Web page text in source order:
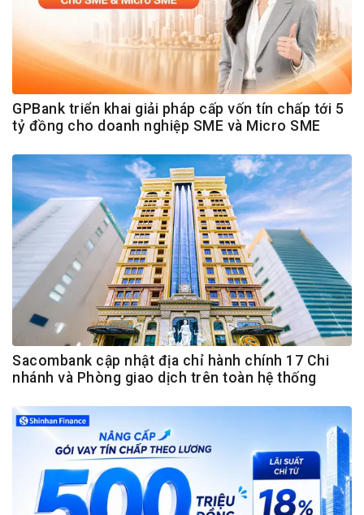
GPBank triển khai giải pháp cấp vốn tín chấp tới 5
tỷ đồng cho doanh nghiệp SME và Micro SME
Sacombank cập nhật địa chỉ hành chính 17 Chi
nhánh và Phòng giao dịch trên toàn hệ thống